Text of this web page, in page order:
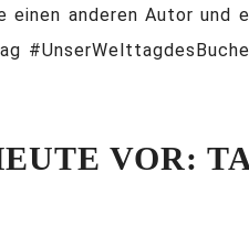
anderen Autor und
VOR: